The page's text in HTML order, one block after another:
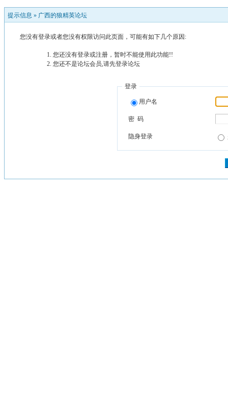
提示信息 » 广西的狼精英论坛
您没有登录或者您没有权限访问此页面，可能有如下几个原因:
您还没有登录或注册，暂时不能使用此功能!!
您还不是论坛会员,请先登录论坛
登录
用户名
密 码
隐身登录